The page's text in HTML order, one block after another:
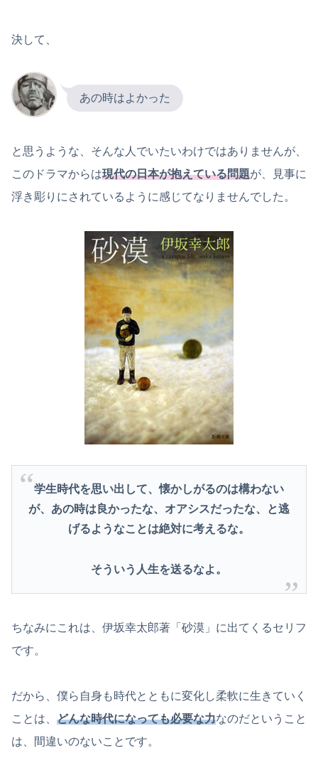
決して、
あの時はよかった
と思うような、そんな人でいたいわけではありませんが、
このドラマからは現代の日本が抱えている問題が、見事に
浮き彫りにされているように感じてなりませんでした。
学生時代を思い出して、懐かしがるのは構わない
が、あの時は良かったな、オアシスだったな、と逃
げるようなことは絶対に考えるな。
そういう人生を送るなよ。
ちなみにこれは、伊坂幸太郎著「砂漠」に出てくるセリフ
です。
だから、僕ら自身も時代とともに変化し柔軟に生きていく
ことは、 どんな時代になっても必要な力なのだということ
は、間違いのないことです。